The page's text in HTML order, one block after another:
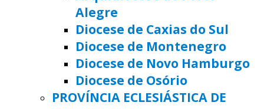
Alegre
Diocese de Caxias do Sul
Diocese de Montenegro
Diocese de Novo Hamburgo
Diocese de Osório
PROVÍNCIA ECLESIÁSTICA DE